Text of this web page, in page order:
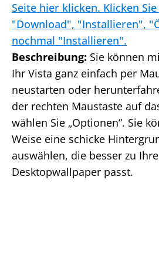
Seite hier klicken. Klicken
"Download", "Installieren",
nochmal "Installieren".
Beschreibung: Sie können
Ihr Vista ganz einfach per
neustarten oder
der rechten Maustaste auf
wählen Sie „Optionen“. Sie
Weise eine schicke
auswählen, die besser zu
Desktopwallpaper passt.